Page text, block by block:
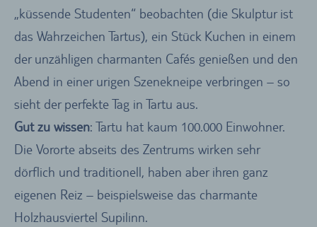
„küssende Studenten“ beobachten (die Skulptur ist
das Wahrzeichen Tartus), ein Stück Kuchen in einem
der unzähligen charmanten Cafés genießen und den
Abend in einer urigen Szenekneipe verbringen – so
sieht der perfekte Tag in Tartu aus.
Gut zu wissen: Tartu hat kaum 100.000 Einwohner.
Die Vororte abseits des Zentrums wirken sehr
dörflich und traditionell, haben aber ihren ganz
eigenen Reiz – beispielsweise das charmante
Holzhausviertel Supilinn.